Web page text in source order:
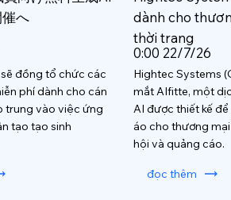
へ
đồng tổ chức các
phí dành cho cán
trung vào việc ứng
tạo tạo sinh
dành cho
thời trang
0:00 22/7/26
Hightec Systems
mắt AIfitte, một
AI được thiết kế
áo cho thương
hội và quảng cáo.
đọc thêm